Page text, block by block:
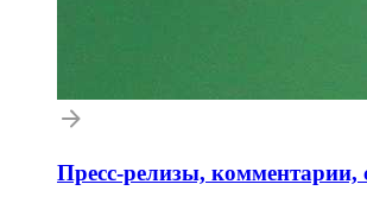
Пресс-релизы,